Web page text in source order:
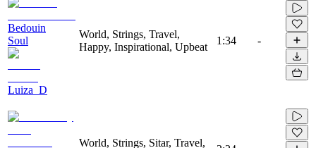
Bedouin
Soul
Luiza_D
World, Strings, Travel,
Happy, Inspirational, Upbeat
1:34 -
World, Strings, Sitar, Travel,